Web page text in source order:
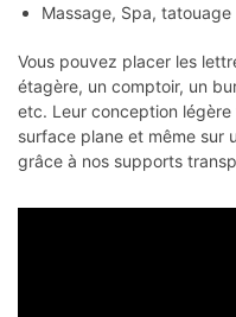
Massage, Spa, tatouage
Vous pouvez placer les
étagère, un comptoir, un
etc. Leur conception
surface plane et même sur
grâce à nos supports